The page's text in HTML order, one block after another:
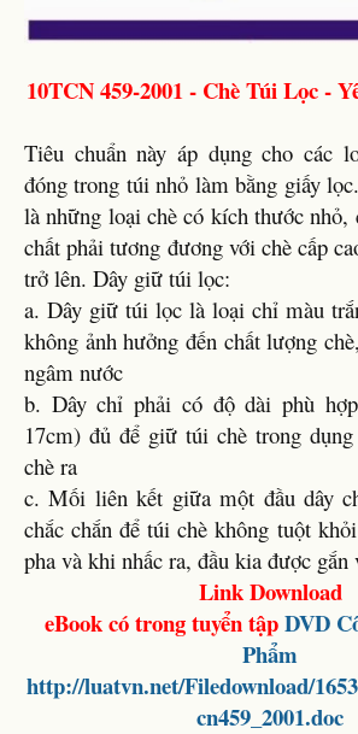
10TCN 459-2001 - Chè Túi Lọc -
Tiêu chuẩn này áp dụng cho các
đóng trong túi nhỏ làm bằng giấy
là những loại chè có kích thước nhỏ,
chất phải tương đương với chè cấp
trở lên. Dây giữ túi lọc:
a. Dây giữ túi lọc là loại chỉ màu
không ảnh hưởng đến chất lượng
ngâm nước
b. Dây chỉ phải có độ dài phù
17cm) đủ để giữ túi chè trong
chè ra
c. Mối liên kết giữa một đầu dây
chắc chắn để túi chè không tuột
pha và khi nhấc ra, đầu kia được gắn
Link Download
eBook có trong tuyển tậpDVD
Phẩm
http://luatvn.net/Filedownload/
cn459_2001.doc